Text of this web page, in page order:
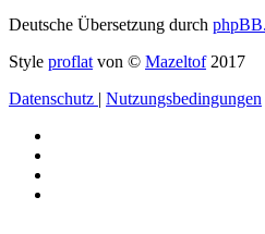
Deutsche Übersetzung durch
Style proflat von © Mazeltof2017
Datenschutz | Nutzungsbedingungen